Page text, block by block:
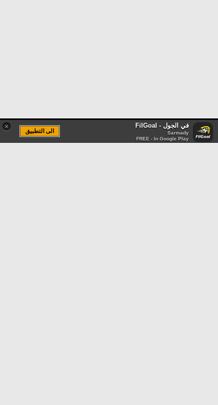
× في الجول - FilGoal
Sarmady
FREE - In Google Play
الى التطبيق